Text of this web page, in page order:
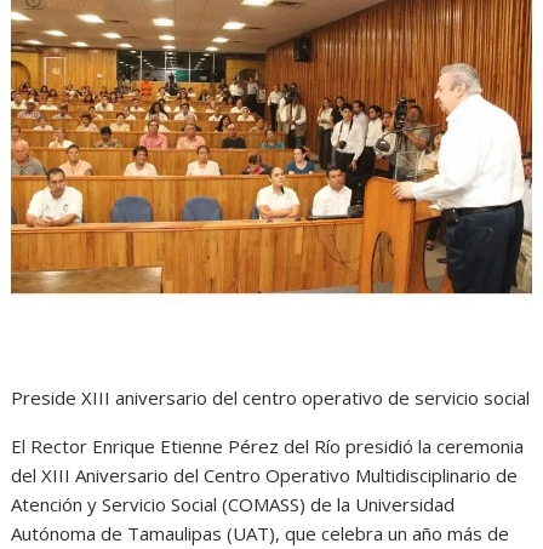
t
s
A
p
p
e
b
o
o
k
s
e
n
g
r
e
g
r
a
m
n
t
Preside XIII aniversario del centro operativo de servicio social
El Rector Enrique Etienne Pérez del Río presidió la ceremonia
del XIII Aniversario del Centro Operativo Multidisciplinario de
Atención y Servicio Social (COMASS) de la Universidad
Autónoma de Tamaulipas (UAT), que celebra un año más de